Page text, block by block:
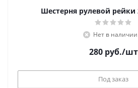
Шестерня рулевой рейки
Нет в наличии
280руб./шт
Под заказ